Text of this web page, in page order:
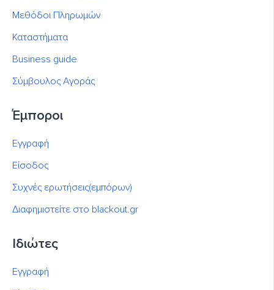
Μεθόδοι Πληρωμών
Καταστήματα
Business guide
Σύμβουλος Αγοράς
Έμποροι
Εγγραφή
Είσοδος
Συχνές ερωτήσεις(εμπόρων)
Διαφημιστείτε στο blackout.gr
Ιδιώτες
Εγγραφή